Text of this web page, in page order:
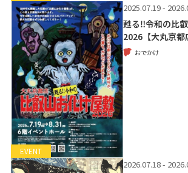
EVENT
2025.07.19 -
甦る‼令和の比
2026【大丸京都
おでかけ
2026.07.18 -